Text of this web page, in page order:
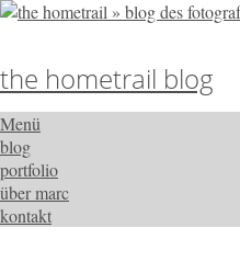
the hometrail blog
Menü
blog
portfolio
über marc
kontakt